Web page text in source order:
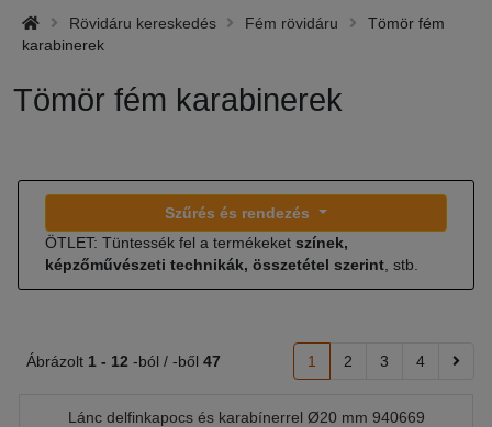
Rövidáru kereskedés Fém rövidáru
Tömör fém
karabinerek
Tömör fém karabinerek
Szűrés és rendezés
ÖTLET: Tüntessék fel a termékeket színek,
képzőművészeti technikák, összetétel szerint , stb.
Ábrázolt 1 - 12 -ból / -ből 47 1 2 3 4
Lánc delfinkapocs és karabínerrel Ø20 mm 940669